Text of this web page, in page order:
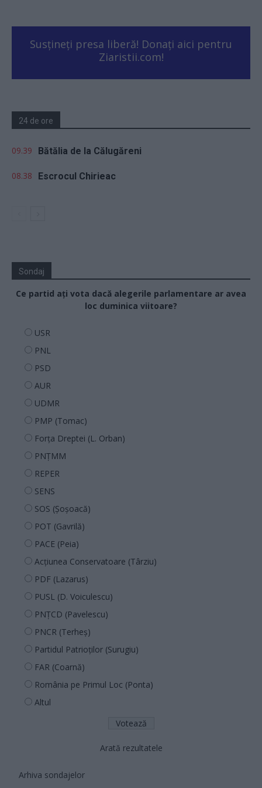
Susțineți presa liberă! Donați aici pentru
Ziaristii.com!
24 de ore
09.39 Bătălia de la Călugăreni
08.38 Escrocul Chirieac
Sondaj
Ce partid ați vota dacă alegerile parlamentare ar avea
loc duminica viitoare?
USR
PNL
PSD
AUR
UDMR
PMP (Tomac)
Forța Dreptei (L. Orban)
PNȚMM
REPER
SENS
SOS (Șoșoacă)
POT (Gavrilă)
PACE (Peia)
Acțiunea Conservatoare (Târziu)
PDF (Lazarus)
PUSL (D. Voiculescu)
PNȚCD (Pavelescu)
PNCR (Terheș)
Partidul Patrioților (Surugiu)
FAR (Coarnă)
România pe Primul Loc (Ponta)
Altul
Arată rezultatele
Arhiva sondajelor